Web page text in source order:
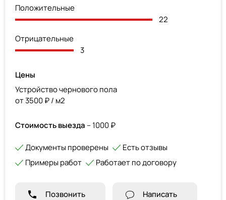
Положительные
22
Отрицательные
3
Цены
Устройство чернового пола
от 3500 ₽ / м2
Стоимость выезда – 1000 ₽
Документы проверены
Есть отзывы
Примеры работ
Работает по договору
Позвонить Написать